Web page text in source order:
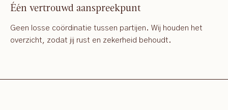
Één vertrouwd aanspreekpunt
Geen losse coördinatie tussen partijen. Wij houden het
overzicht, zodat jij rust en zekerheid behoudt.